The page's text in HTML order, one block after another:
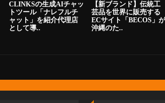
CLINKSの生成AIチャッ
トツール「ナレフルチ
ャット」を紹介代理店
として導..
【新ブランド】伝統工
芸品を世界に販売する
ECサイト「BECOS」が
沖縄のた..